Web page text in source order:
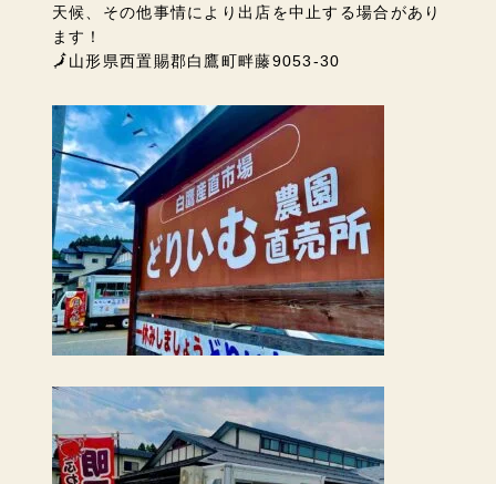
天候、その他事情により出店を中止する場合があり
ます！
🗾山形県西置賜郡白鷹町畔藤9053-30